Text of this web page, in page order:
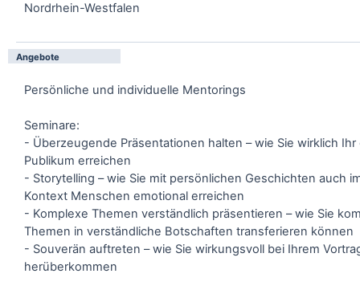
Nordrhein-Westfalen
Angebote
Persönliche und individuelle Mentorings
Seminare:
- Überzeugende Präsentationen halten – wie Sie wirklich
Publikum erreichen
- Storytelling – wie Sie mit persönlichen Geschichten auch
Kontext Menschen emotional erreichen
- Komplexe Themen verständlich präsentieren – wie Sie
Themen in verständliche Botschaften transferieren können
- Souverän auftreten – wie Sie wirkungsvoll bei Ihrem
herüberkommen